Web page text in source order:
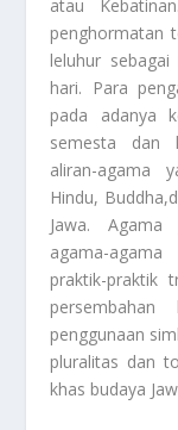
atau
penghormatan
leluhur
hari. Para
pada adanya
semesta dan
aliran-agama
Hindu,
Jawa. Agama
agama-
praktik-praktik
penggunaan
pluralitas dan
khas budaya